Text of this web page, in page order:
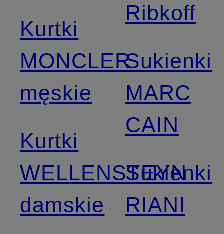
Kurtki
MONCLER
męskie
Kurtki
WELLENSTEYN
damskie
Ribkoff
Sukienki
MARC
CAIN
Sukienki
RIANI